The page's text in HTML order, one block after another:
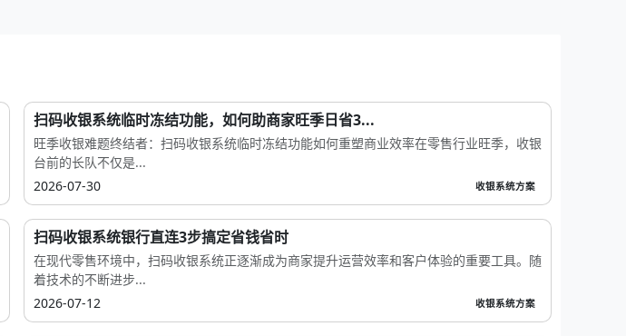
扫码收银系统临时冻结功能，如何助商家旺季日省3...
旺季收银难题终结者：扫码收银系统临时冻结功能如何重塑商业效率在零售行业旺季，收银
台前的长队不仅是...
2026-07-30
收银系统方案
扫码收银系统银行直连3步搞定省钱省时
在现代零售环境中，扫码收银系统正逐渐成为商家提升运营效率和客户体验的重要工具。随
着技术的不断进步...
2026-07-12
收银系统方案